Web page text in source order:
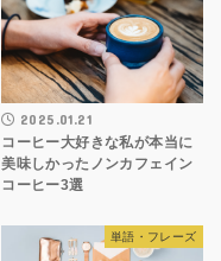
2025.01.21
コーヒー大好きな私が本当に
美味しかったノンカフェイン
コーヒー3選
単語・フレーズ